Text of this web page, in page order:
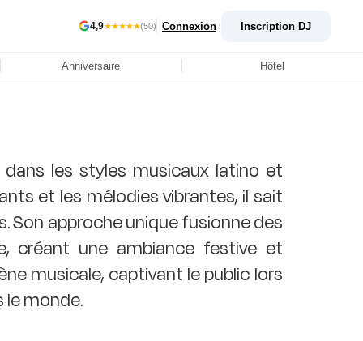
4,9★★★★★(50) Connexion Inscription DJ
Anniversaire Hôtel
les styles musicaux latino et
et les mélodies vibrantes, il sait
Son approche unique fusionne des
créant une ambiance festive et
musicale, captivant le public lors